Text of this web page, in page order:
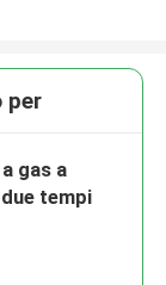
per
gas a
tempi